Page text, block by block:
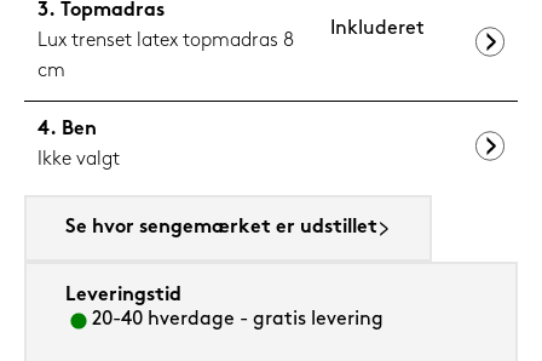
Topmadras
Lux trenset latex topmadras 8
cm
Inkluderet
Ben
Ikke valgt
Se hvor sengemærket er udstillet
Leveringstid
20-40 hverdage - gratis levering